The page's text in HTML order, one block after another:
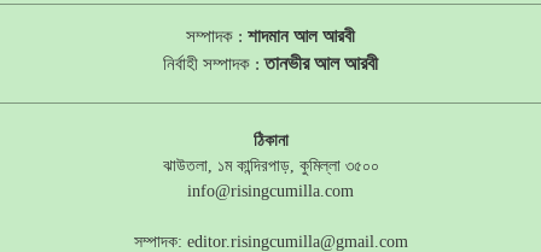
সম্পাদক : শাদমান আল আরবী
নির্বাহী সম্পাদক :তানভীর আল আরবী
ঠিকানা
ঝাউতলা, ১ম কান্দিরপাড়, কুমিল্লা ৩৫০০
info@risingcumilla.com
সম্পাদক: editor.risingcumilla@gmail.com